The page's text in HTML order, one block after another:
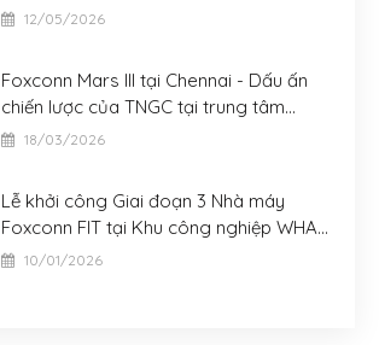
AeonMall quy mô lớn tại Đà Nẵng và
12/05/2026
Foxconn Mars III tại Chennai - Dấu ấn
chiến lược của TNGC tại trung tâm
công nghiệp mới của châu Á
18/03/2026
Lễ khởi công Giai đoạn 3 Nhà máy
Foxconn FIT tại Khu công nghiệp WHA -
Nghệ An
10/01/2026